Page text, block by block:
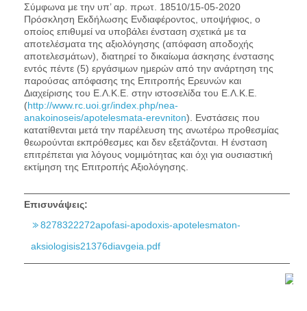
Σύμφωνα με την υπ’ αρ. πρωτ. 18510/15-05-2020
Πρόσκληση Εκδήλωσης Ενδιαφέροντος, υποψήφιος, ο
οποίος επιθυμεί να υποβάλει ένσταση σχετικά με τα
αποτελέσματα της αξιολόγησης (απόφαση αποδοχής
αποτελεσμάτων), διατηρεί το δικαίωμα άσκησης ένστασης
εντός πέντε (5) εργάσιμων ημερών από την ανάρτηση της
παρούσας απόφασης της Επιτροπής Ερευνών και
Διαχείρισης του Ε.Λ.Κ.Ε. στην ιστοσελίδα του Ε.Λ.Κ.Ε.
(http://www.rc.uoi.gr/index.php/nea-
anakoinoseis/apotelesmata-erevniton). Ενστάσεις που
κατατίθενται μετά την παρέλευση της ανωτέρω προθεσμίας
θεωρούνται εκπρόθεσμες και δεν εξετάζονται. Η ένσταση
επιτρέπεται για λόγους νομιμότητας και όχι για ουσιαστική
εκτίμηση της Επιτροπής Αξιολόγησης.
Επισυνάψεις:
8278322272apofasi-apodoxis-apotelesmaton-
aksiologisis21376diavgeia.pdf